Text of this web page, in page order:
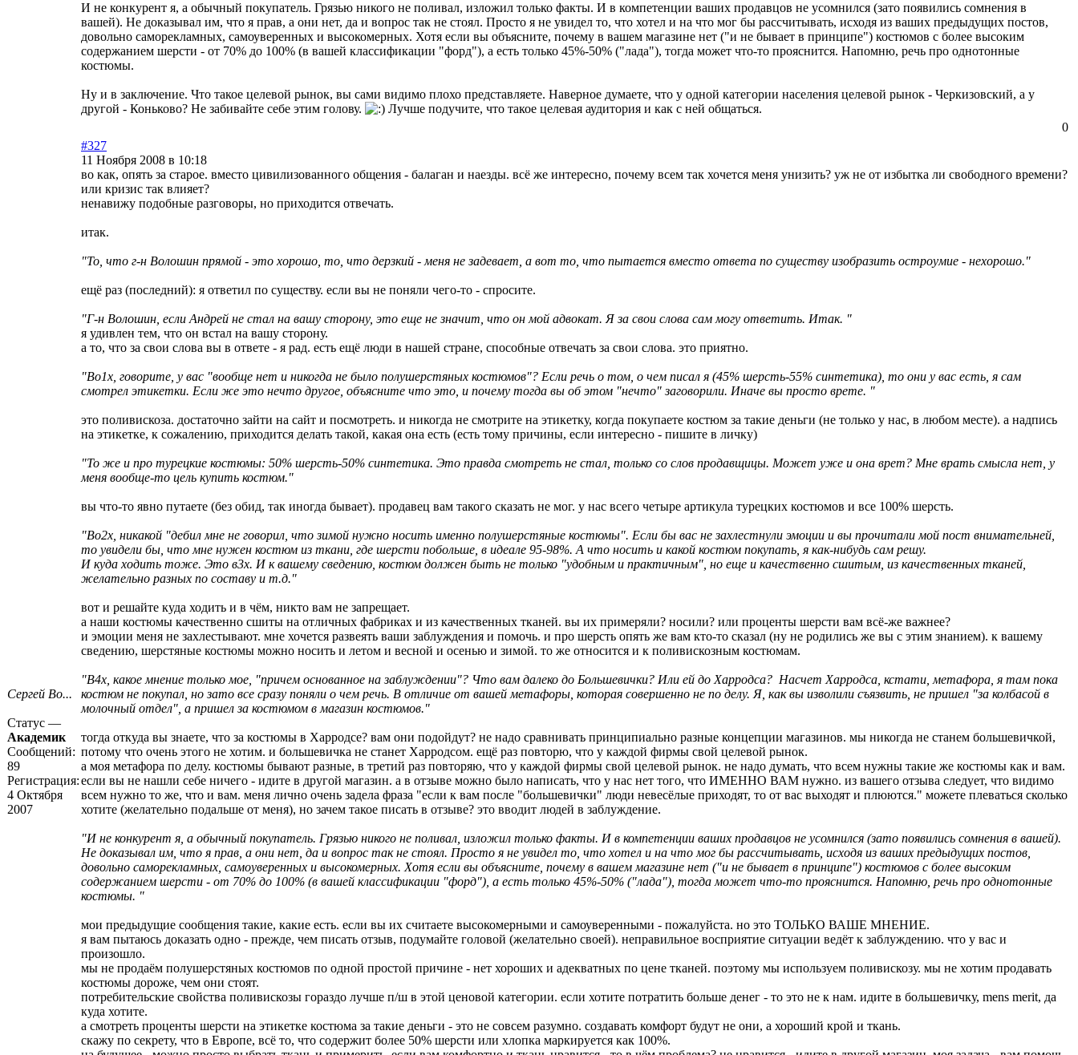
И не конкурент я, а обычный покупатель. Грязью никого не поливал, изложил только факты. И в компетенции ваших продавцов не усомнился (зато появились сомнения в
вашей). Не доказывал им, что я прав, а они нет, да и вопрос так не стоял. Просто я не увидел то, что хотел и на что мог бы рассчитывать, исходя из ваших предыдущих постов,
довольно саморекламных, самоуверенных и высокомерных. Хотя если вы объясните, почему в вашем магазине нет ("и не бывает в принципе") костюмов с более высоким
содержанием шерсти - от 70% до 100% (в вашей классификации "форд"), а есть только 45%-50% ("лада"), тогда может что-то прояснится. Напомню, речь про однотонные
костюмы.
Ну и в заключение. Что такое целевой рынок, вы сами видимо плохо представляете. Наверное думаете, что у одной категории населения целевой рынок - Черкизовский, а у
другой - Коньково? Не забивайте себе этим голову.
Лучше подучите, что такое целевая аудитория и как с ней общаться.
0
Сергей Во...
Статус —
Академик
Сообщений:
89
Регистрация:
4 Октября
2007
#327
11 Ноября 2008 в 10:18
во как, опять за старое. вместо цивилизованного общения - балаган и наезды. всё же интересно, почему всем так хочется меня унизить? уж не от избытка ли свободного времени?
или кризис так влияет?
ненавижу подобные разговоры, но приходится отвечать.
итак.
"То, что г-н Волошин прямой - это хорошо, то, что дерзкий - меня не задевает, а вот то, что пытается вместо ответа по существу изобразить остроумие - нехорошо."
ещё раз (последний): я ответил по существу. если вы не поняли чего-то - спросите.
"Г-н Волошин, если Андрей не стал на вашу сторону, это еще не значит, что он мой адвокат. Я за свои слова сам могу ответить. Итак. "
я удивлен тем, что он встал на вашу сторону.
а то, что за свои слова вы в ответе - я рад. есть ещё люди в нашей стране, способные отвечать за свои слова. это приятно.
"Во1х, говорите, у вас "вообще нет и никогда не было полушерстяных костюмов"? Если речь о том, о чем писал я (45% шерсть-55% синтетика), то они у вас есть, я сам
смотрел этикетки. Если же это нечто другое, объясните что это, и почему тогда вы об этом "нечто" заговорили. Иначе вы просто врете. "
это поливискоза. достаточно зайти на сайт и посмотреть. и никогда не смотрите на этикетку, когда покупаете костюм за такие деньги (не только у нас, в любом месте). а надпись
на этикетке, к сожалению, приходится делать такой, какая она есть (есть тому причины, если интересно - пишите в личку)
"То же и про турецкие костюмы: 50% шерсть-50% синтетика. Это правда смотреть не стал, только со слов продавщицы. Может уже и она врет? Мне врать смысла нет, у
меня вообще-то цель купить костюм."
вы что-то явно путаете (без обид, так иногда бывает). продавец вам такого сказать не мог. у нас всего четыре артикула турецких костюмов и все 100% шерсть.
"Во2х, никакой "дебил мне не говорил, что зимой нужно носить именно полушерстяные костюмы". Если бы вас не захлестнули эмоции и вы прочитали мой пост внимательней,
то увидели бы, что мне нужен костюм из ткани, где шерсти побольше, в идеале 95-98%. А что носить и какой костюм покупать, я как-нибудь сам решу.
И куда ходить тоже. Это в3х. И к вашему сведению, костюм должен быть не только "удобным и практичным", но еще и качественно сшитым, из качественных тканей,
желательно разных по составу и т.д."
вот и решайте куда ходить и в чём, никто вам не запрещает.
а наши костюмы качественно сшиты на отличных фабриках и из качественных тканей. вы их примеряли? носили? или проценты шерсти вам всё-же важнее?
и эмоции меня не захлестывают. мне хочется развеять ваши заблуждения и помочь. и про шерсть опять же вам кто-то сказал (ну не родились же вы с этим знанием). к вашему
сведению, шерстяные костюмы можно носить и летом и весной и осенью и зимой. то же относится и к поливискозным костюмам.
"В4х, какое мнение только мое, "причем основанное на заблуждении"? Что вам далеко до Большевички? Или ей до Харродса? Насчет Харродса, кстати, метафора, я там пока
костюм не покупал, но зато все сразу поняли о чем речь. В отличие от вашей метафоры, которая совершенно не по делу. Я, как вы изволили съязвить, не пришел "за колбасой в
молочный отдел", а пришел за костюмом в магазин костюмов."
тогда откуда вы знаете, что за костюмы в Харродсе? вам они подойдут? не надо сравнивать принципиально разные концепции магазинов. мы никогда не станем большевичкой,
потому что очень этого не хотим. и большевичка не станет Харродсом. ещё раз повторю, что у каждой фирмы свой целевой рынок.
а моя метафора по делу. костюмы бывают разные, в третий раз повторяю, что у каждой фирмы свой целевой рынок. не надо думать, что всем нужны такие же костюмы как и вам.
если вы не нашли себе ничего - идите в другой магазин. а в отзыве можно было написать, что у нас нет того, что ИМЕННО ВАМ нужно. из вашего отзыва следует, что видимо
всем нужно то же, что и вам. меня лично очень задела фраза "если к вам после "большевички" люди невесёлые приходят, то от вас выходят и плюются." можете плеваться сколько
хотите (желательно подальше от меня), но зачем такое писать в отзыве? это вводит людей в заблуждение.
"И не конкурент я, а обычный покупатель. Грязью никого не поливал, изложил только факты. И в компетенции ваших продавцов не усомнился (зато появились сомнения в вашей).
Не доказывал им, что я прав, а они нет, да и вопрос так не стоял. Просто я не увидел то, что хотел и на что мог бы рассчитывать, исходя из ваших предыдущих постов,
довольно саморекламных, самоуверенных и высокомерных. Хотя если вы объясните, почему в вашем магазине нет ("и не бывает в принципе") костюмов с более высоким
содержанием шерсти - от 70% до 100% (в вашей классификации "форд"), а есть только 45%-50% ("лада"), тогда может что-то прояснится. Напомню, речь про однотонные
костюмы. "
мои предыдущие сообщения такие, какие есть. если вы их считаете высокомерными и самоуверенными - пожалуйста. но это ТОЛЬКО ВАШЕ МНЕНИЕ.
я вам пытаюсь доказать одно - прежде, чем писать отзыв, подумайте головой (желательно своей). неправильное восприятие ситуации ведёт к заблуждению. что у вас и
произошло.
мы не продаём полушерстяных костюмов по одной простой причине - нет хороших и адекватных по цене тканей. поэтому мы используем поливискозу. мы не хотим продавать
костюмы дороже, чем они стоят.
потребительские свойства поливискозы гораздо лучше п/ш в этой ценовой категории. если хотите потратить больше денег - то это не к нам. идите в большевичку, mens merit, да
куда хотите.
а смотреть проценты шерсти на этикетке костюма за такие деньги - это не совсем разумно. создавать комфорт будут не они, а хороший крой и ткань.
скажу по секрету, что в Европе, всё то, что содержит более 50% шерсти или хлопка маркируется как 100%.